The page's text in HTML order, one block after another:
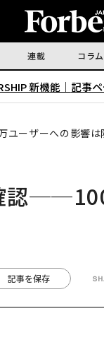
連載 コラ
新機能｜ 記事
ーザーへの影響は
認
記事を保存